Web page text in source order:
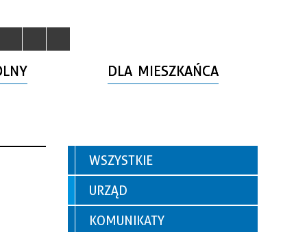
DLA MIESZKAŃCA
WSZYSTKIE
URZĄD
KOMUNIKATY